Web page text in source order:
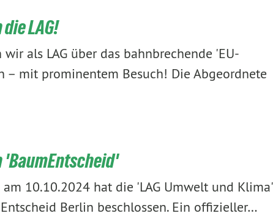
LAG!
als LAG über das bahnbrechende 'EU-
– mit prominentem Besuch! Die Abgeordnete
'BaumEntscheid'
10.10.2024 hat die 'LAG Umwelt und Klima'
Berlin beschlossen. Ein offizieller…